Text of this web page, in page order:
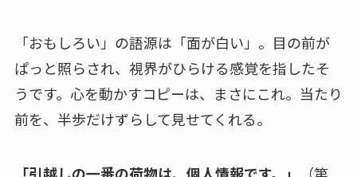
「おもしろい」の語源は「面が白い」。目の前が
ぱっと照らされ、視界がひらける感覚を指したそ
うです。心を動かすコピーは、まさにこれ。当たり
前を、半歩だけずらして見せてくれる。